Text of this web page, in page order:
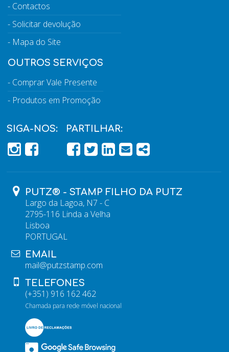
Contactos
Solicitar devolução
Mapa do Site
OUTROS SERVIÇOS
Comprar Vale Presente
Produtos em Promoção
SIGA-NOS:
PÁGINA DO FACEBOOK
PÁGINA DO FACEBOOK
PARTILHAR:
FACEBOOK
TWITTER
LINKEDIN
EMAIL
PUTZ® - STAMP FILHO DA PUTZ
Largo da Lagoa, N7 - C
2795-116 Linda a Velha
Lisboa
PORTUGAL
EMAIL
mail@putzstamp.com
TELEFONES
(+351) 916 162 462
Chamada para rede móvel nacional